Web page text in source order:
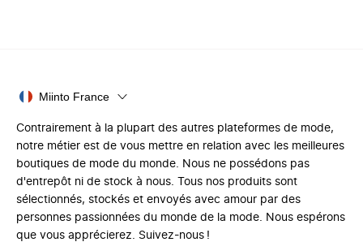
Miinto France
Contrairement à la plupart des autres plateformes de mode,
notre métier est de vous mettre en relation avec les meilleures
boutiques de mode du monde. Nous ne possédons pas
d'entrepôt ni de stock à nous. Tous nos produits sont
sélectionnés, stockés et envoyés avec amour par des
personnes passionnées du monde de la mode. Nous espérons
que vous apprécierez. Suivez-nous !